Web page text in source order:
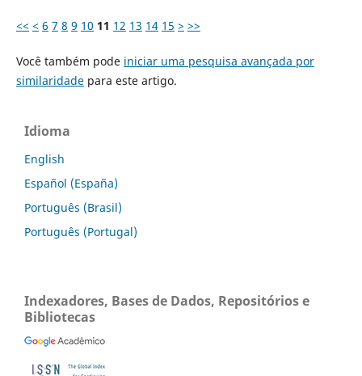
<< < 6 7 8 9 10 11 12 13 14 15 > >>
Você também pode iniciar uma pesquisa avançada por
similaridadepara este artigo.
Idioma
English
Español (España)
Português (Brasil)
Português (Portugal)
Indexadores, Bases de Dados, Repositórios e
Bibliotecas